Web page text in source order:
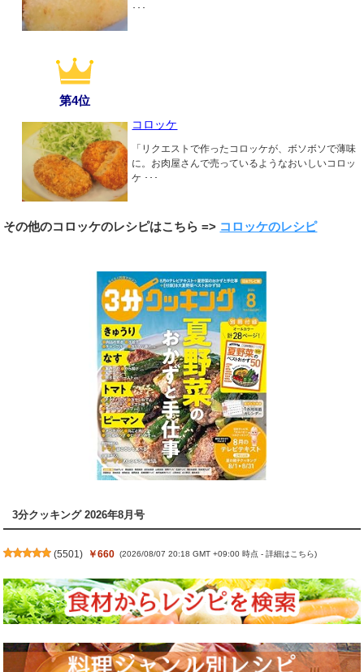
･･･
第4位
コロッケ
「リクエストで作ったコロッケが、ボソボソで薄味
に。お肉屋さんで売っているようなおいしいコロッ
ケ ･･･
その他のコロッケのレシピはこちら => コロッケのレシピ
3分クッキング 2026年8月号
(5501 ) ￥660 (2026/08/07 20:18 GMT +09:00 時点 -詳細はこちら)